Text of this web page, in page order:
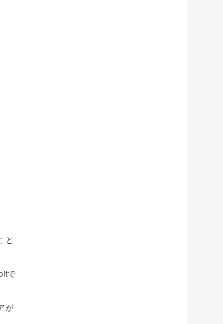
と
で
が